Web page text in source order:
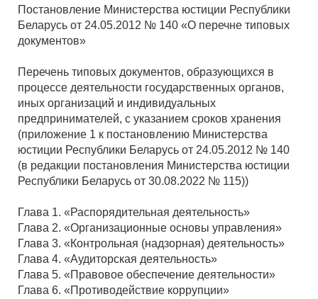
Постановление Министерства юстиции Республики
Беларусь от 24.05.2012 № 140 «О перечне типовых
документов»
Перечень типовых документов, образующихся в
процессе деятельности государственных органов,
иных организаций и индивидуальных
предпринимателей, с указанием сроков хранения
(приложение 1 к постановлению Министерства
юстиции Республики Беларусь от 24.05.2012 № 140
(в редакции постановления Министерства юстиции
Республики Беларусь от 30.08.2022 № 115))
Глава 1. «Распорядительная деятельность»
Глава 2. «Организационные основы управления»
Глава 3. «Контрольная (надзорная) деятельность»
Глава 4. «Аудиторская деятельность»
Глава 5. «Правовое обеспечение деятельности»
Глава 6. «Противодействие коррупции»